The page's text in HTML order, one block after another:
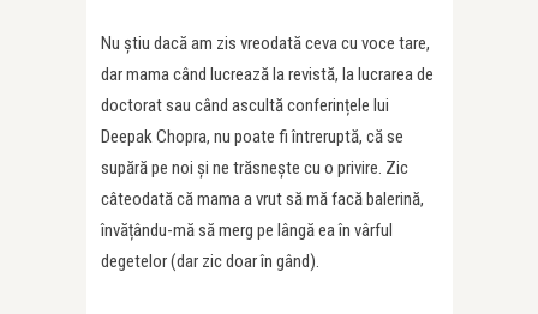
Nu știu dacă am zis vreodată ceva cu voce tare,
dar mama când lucrează la revistă, la lucrarea de
doctorat sau când ascultă conferințele lui
Deepak Chopra, nu poate fi întreruptă, că se
supără pe noi și ne trăsnește cu o privire. Zic
câteodată că mama a vrut să mă facă balerină,
învățându-mă să merg pe lângă ea în vârful
degetelor (dar zic doar în gând).